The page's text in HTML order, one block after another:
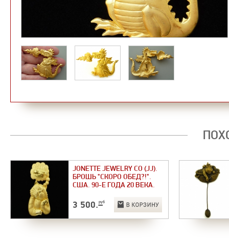
JONETTE JEWELRY CO (JJ).
БРОШЬ "СКОРО ОБЕД?!".
США. 90-Е ГОДА 20 ВЕКА.
3 500.–руб